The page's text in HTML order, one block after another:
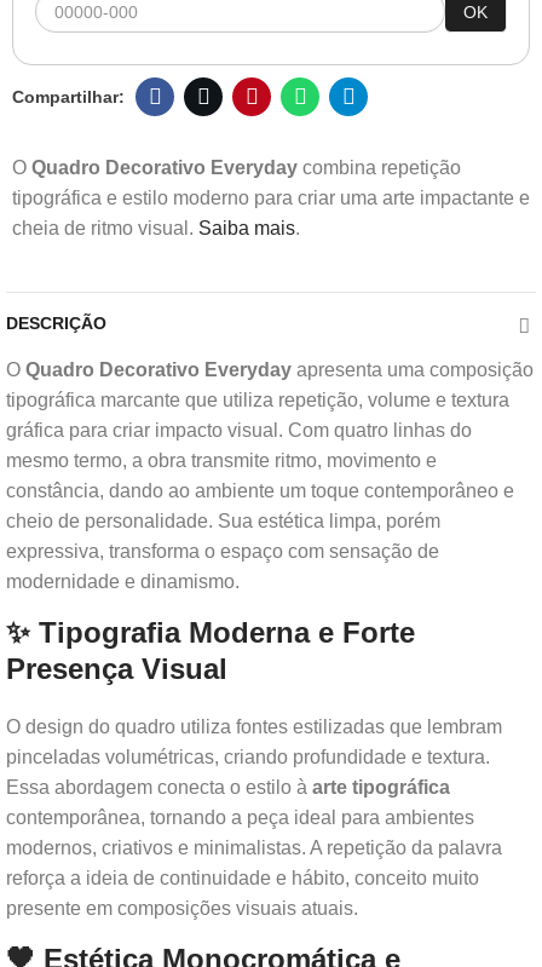
OK
O Quadro Decorativo Everyday combina repetição
tipográfica e estilo moderno para criar uma arte impactante e
cheia de ritmo visual. Saiba mais.
DESCRIÇÃO
O Quadro Decorativo Everyday apresenta uma composição
tipográfica marcante que utiliza repetição, volume e textura
gráfica para criar impacto visual. Com quatro linhas do
mesmo termo, a obra transmite ritmo, movimento e
constância, dando ao ambiente um toque contemporâneo e
cheio de personalidade. Sua estética limpa, porém
expressiva, transforma o espaço com sensação de
modernidade e dinamismo.
✨ Tipografia Moderna e Forte
Presença Visual
O design do quadro utiliza fontes estilizadas que lembram
pinceladas volumétricas, criando profundidade e textura.
Essa abordagem conecta o estilo à arte tipográfica
contemporânea, tornando a peça ideal para ambientes
modernos, criativos e minimalistas. A repetição da palavra
reforça a ideia de continuidade e hábito, conceito muito
presente em composições visuais atuais.
🖤 Estética Monocromática e